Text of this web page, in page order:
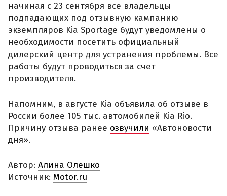
начиная с 23 сентября все владельцы
подпадающих под отзывную кампанию
экземпляров Kia Sportage будут уведомлены о
необходимости посетить официальный
дилерский центр для устранения проблемы. Все
работы будут проводиться за счет
производителя.
Напомним, в августе Kia объявила об отзыве в
России более 105 тыс. автомобилей Kia Rio.
Причину отзыва ранее озвучили «Автоновости
дня».
Автор: Алина Олешко
Источник: Motor.ru